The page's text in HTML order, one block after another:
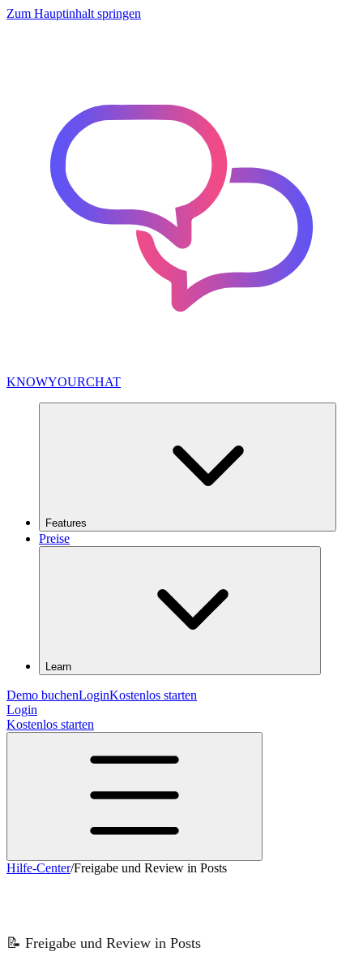
Zum Hauptinhalt springen
KNOWYOURCHAT
Features
Preise
Learn
Demo buchenLoginKostenlos starten
Login
Kostenlos starten
Hilfe-Center/Freigabe und Review in Posts
📝 Freigabe und Review in Posts